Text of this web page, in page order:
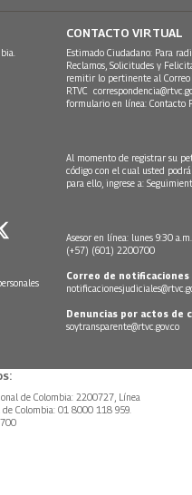
CONTACTO VIRTUAL
Estimado Ciudadano: Para
Reclamos, Solicitudes y
remitir lo pertinente al
RTVC
formulario en línea: Contacto
Al momento de registrar su
código con el cual usted
para ello, ingrese a:
Asesor en línea: lunes 9:30
(+57) (601) 2200700
Correo de notificaciones
Denuncias por actos de
soytransparente@rtvc.gov.co
de Colombia: 2200727, Línea
Colombia: 01 8000 118 959.